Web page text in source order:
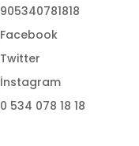
905340781818
Facebook
Twitter
İnstagram
0 534 078 18 18